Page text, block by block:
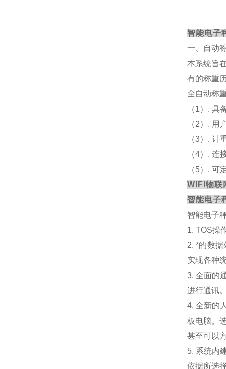
智能电子
一、自动
本系统旨
有的称重
全自动称
（1）. 具
（2）. 用
（3）. 计
（4）. 连
（5）. 可
WIFI物联
智能电子
智能电子
1. TOS操
2. *的数
实现各种
3. 全面的
进行通讯
4. 全新的
板电脑。
甚至可以
5. 系统内
依据所选